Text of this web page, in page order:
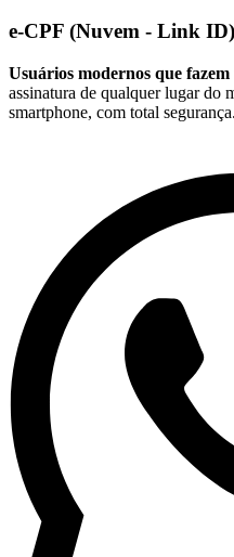
e-CPF (Nuvem - Link ID)
Usuários modernos que
assinatura de qualquer lugar do
smartphone, com total